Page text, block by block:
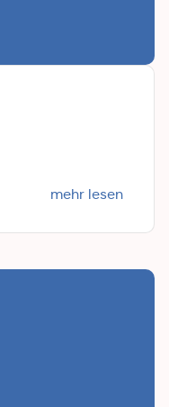
mehr lesen